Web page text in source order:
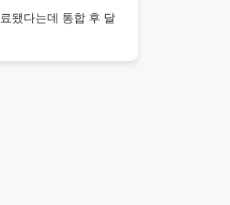
됐다는데 통합 후 달